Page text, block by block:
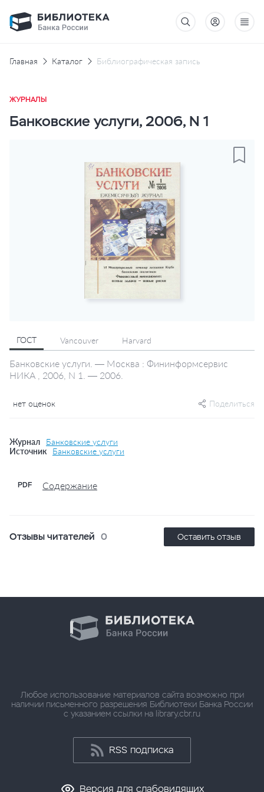
Главная Каталог Библиографическая запись
ЖУРНАЛЫ
Банковские услуги, 2006, N 1
ГОСТ Vancouver Harvard
Банковские услуги. — Москва : Фининформсервис
НИКА , 2006, N 1. — 2006.
нет оценок Поделиться
Журнал
Банковские услуги
Источник
Банковские услуги
PDF Содержание
Отзывы читателей 0 Оставить отзыв
Любое использование материалов сайта возможно при
наличии письменного разрешения Библиотеки Банка России
с указанием ссылки на library.cbr.ru
RSS подписка
Версия для слабовидящих